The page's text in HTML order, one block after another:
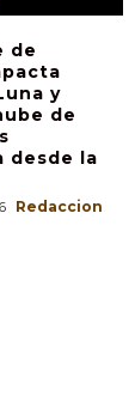
de
y
de
desde la
Redaccion